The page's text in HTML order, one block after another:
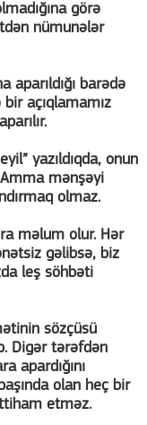
görə
nümunələr
aparıldığı barədə
açıqlamamız
yazıldıqda, onun
mənşəyi
olmaz.
məlum olur. Hər
gəlibsə, biz
leş söhbəti
sözçüsü
Digər tərəfdən
apardığını
olan heç bir
etməz.